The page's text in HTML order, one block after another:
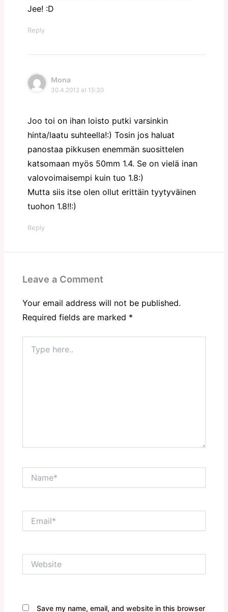
Jee! :D
Reply
Mona
30.4.2012 at 15:30
Joo toi on ihan loisto putki varsinkin
hinta/laatu suhteella!:) Tosin jos haluat
panostaa pikkusen enemmän suosittelen
katsomaan myös 50mm 1.4. Se on vielä inan
valovoimaisempi kuin tuo 1.8:)
Mutta siis itse olen ollut erittäin tyytyväinen
tuohon 1.8!!:)
Reply
Leave a Comment
Your email address will not be published.
Required fields are marked *
here..
Save my name, email, and website in this browser